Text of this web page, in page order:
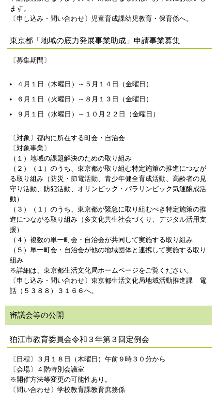
ます。
〔申し込み・問い合わせ〕児童育成課幼児教育・保育係へ。
東京都「地域の底力発展事業助成」申請事業募集
〔募集期間〕
４月１日（木曜日）～５月１４日（金曜日）
６月１日（火曜日）～８月１３日（金曜日）
９月１日（水曜日）～１０月２２日（金曜日）
〔対象〕都内に所在する町会・自治会
〔対象事業〕
（１）地域の課題解決のための取り組み
（２）（１）のうち、東京都が取り組む特定施策の推進につなが
る取り組み（防災・節電活動、青少年健全育成活動、高齢者の見
守り活動、防犯活動、オリンピック・パラリンピック気運醸成活
動）
（３）（１）のうち、東京都が緊急に取り組むべき特定施策の推
進につながる取り組み（多文化共生社会づくり、デジタル活用支
援）
（４）複数の単一町会・自治会が共同して実施する取り組み
（５）単一町会・自治会が他の地域団体と連携して実施する取り
組み
※詳細は、東京都生活文化局ホームページをご覧ください。
〔申し込み・問い合わせ〕東京都生活文化局地域活動推進課 電
話（５３８８）３１６６へ。
審議会等の公開
狛江市教育委員会令和３年第３回定例会
〔日程〕３月１８日（木曜日）午前９時３０分から
〔会場〕４階特別会議室
※開催方法等変更の可能性あり。
〔問い合わせ〕学校教育課教育庶務係